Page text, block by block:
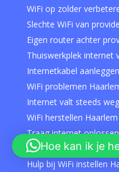
WiFi op zolder
Slechte WiFi van
Eigen router achter
Thuiswerkplek internet
Internetkabel
WiFi problemen
Internet valt steeds
WiFi herstellen Haarlem
Traag internet
WiFi specialist Haarlem
Hulp bij WiFi instellen
Hoe kan ik je